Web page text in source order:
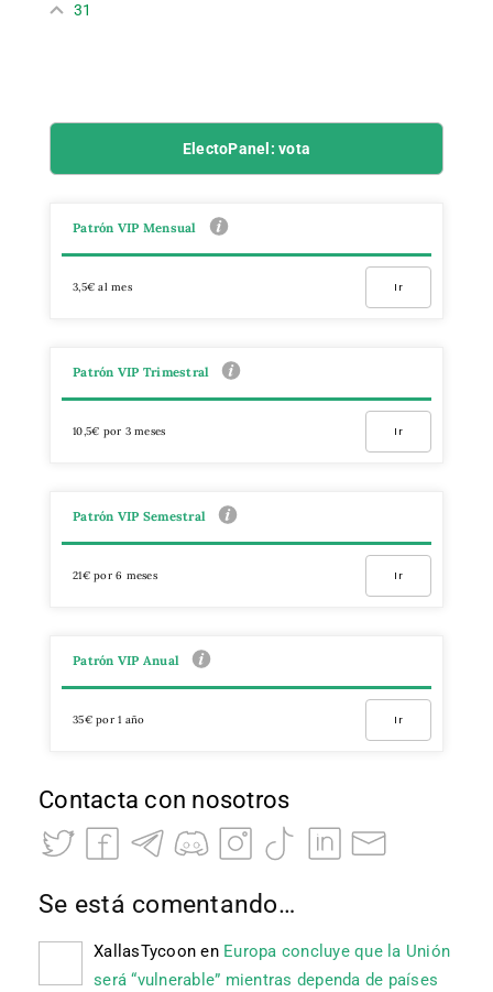
31
ElectoPanel: vota
Patrón VIP Mensual
3,5€ al mes Ir
Patrón VIP Trimestral
10,5€ por 3 meses Ir
Patrón VIP Semestral
21€ por 6 meses Ir
Patrón VIP Anual
35€ por 1 año Ir
Contacta con nosotros
Se está comentando…
XallasTycoon en Europa concluye que la Unión
será “vulnerable” mientras dependa de países